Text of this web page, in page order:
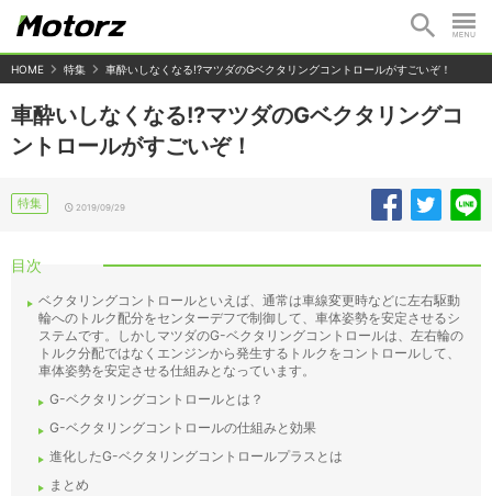
HOME 特集 車酔いしなくなる!?マツダのGベクタリングコントロールがすごいぞ！
車酔いしなくなる!?マツダのGベクタリングコ
ントロールがすごいぞ！
特集 2019/09/29
目次
ベクタリングコントロールといえば、通常は車線変更時などに左右駆動
輪へのトルク配分をセンターデフで制御して、車体姿勢を安定させるシ
ステムです。しかしマツダのG-ベクタリングコントロールは、左右輪の
トルク分配ではなくエンジンから発生するトルクをコントロールして、
車体姿勢を安定させる仕組みとなっています。
G-ベクタリングコントロールとは？
G-ベクタリングコントロールの仕組みと効果
進化したG-ベクタリングコントロールプラスとは
まとめ